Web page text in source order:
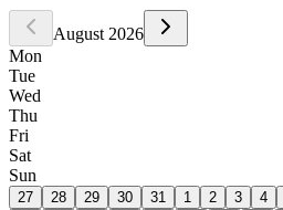
August 2026
Mon
Tue
Wed
Thu
Fri
Sat
Sun
27 28 29 30 31 1 2 3 4